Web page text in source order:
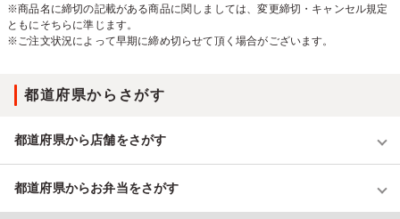
※商品名に締切の記載がある商品に関しましては、変更締切・キャンセル規定
ともにそちらに準じます。
※ご注文状況によって早期に締め切らせて頂く場合がございます。
都道府県からさがす
都道府県から店舗をさがす
都道府県からお弁当をさがす